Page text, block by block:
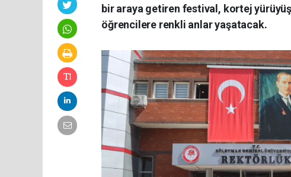
bir araya getiren festival, kortej
öğrencilere renkli anlar yaşatacak.